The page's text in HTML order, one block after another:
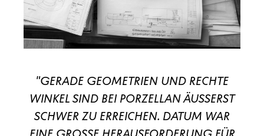
"GERADE GEOMETRIEN UND RECHTE
WINKEL SIND BEI PORZELLAN ÄUSSERST
SCHWER ZU ERREICHEN. DATUM WAR